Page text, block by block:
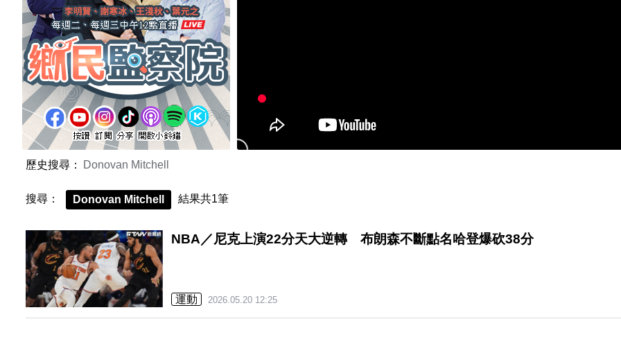
歷史搜尋： Donovan Mitchell
搜尋： Donovan Mitchell 結果共1筆
NBA／尼克上演22分天大逆轉 布朗森不斷點名哈登爆砍38分
運動 2026.05.20 12:25